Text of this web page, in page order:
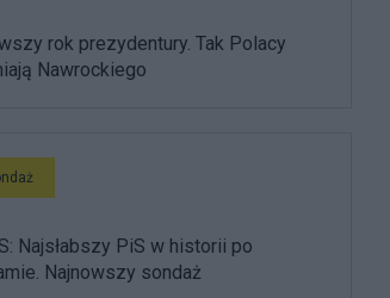
rok prezydentury. Tak Polacy
Nawrockiego
Najsłabszy PiS w historii po
Najnowszy sondaż